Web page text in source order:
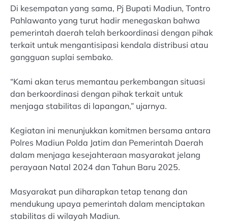
Di kesempatan yang sama, Pj Bupati Madiun, Tontro
Pahlawanto yang turut hadir menegaskan bahwa
pemerintah daerah telah berkoordinasi dengan pihak
terkait untuk mengantisipasi kendala distribusi atau
gangguan suplai sembako.
“Kami akan terus memantau perkembangan situasi
dan berkoordinasi dengan pihak terkait untuk
menjaga stabilitas di lapangan,” ujarnya.
Kegiatan ini menunjukkan komitmen bersama antara
Polres Madiun Polda Jatim dan Pemerintah Daerah
dalam menjaga kesejahteraan masyarakat jelang
perayaan Natal 2024 dan Tahun Baru 2025.
Masyarakat pun diharapkan tetap tenang dan
mendukung upaya pemerintah dalam menciptakan
stabilitas di wilayah Madiun.